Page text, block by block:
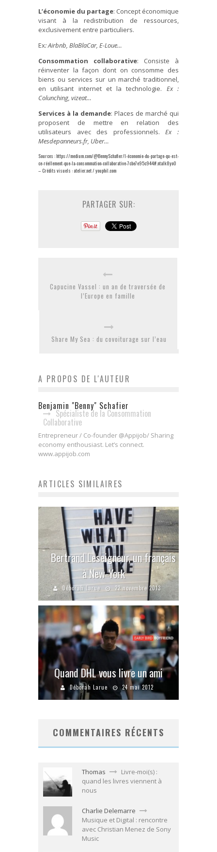
L’économie du partage: Concept économique
visant à la redistribution de ressources,
exclusivement entre particuliers.
Ex: Airbnb, BlaBlaCar, E-Loue…
Consommation collaborative: Consiste à
réinventer la façon dont on consomme des
biens ou services sur un marché traditionnel,
en utilisant internet et la technologie. Ex :
Colunching, vizeat…
Services à la demande: Places de marché qui
proposent de mettre en relation des
utilisateurs avec des professionnels. Ex :
Mesdepanneurs.fr, Uber…
Sources : https://medium.com/@BennySchafier/l-économie-du-partage-qu-est-
ce-réellement-que-la-consommation-collaborative-7cbe7e95c944#.ntalk8yo0
– Crédits visuels : atelier.net / youphil.com
PARTAGER SUR:
Capucine Vassel : un an de traversée de
l’Europe en famille
Share My Sea : du covoiturage sur l’eau
A PROPOS DE L'AUTEUR
Benjamin "Benny" Schafier
Spécialiste de la Consommation
Collaborative
Entrepreneur / Co-founder @Appijob/ Sharing
economy enthousiast. Let’s connect.
www.appijob.com
ARTICLES SIMILAIRES
Bertrand Leseigneur, un français
à New-York
Déborah Larue 22 novembre 2013
Quand DHL vous livre un ami
Déborah Larue 24 mai 2012
COMMENTAIRES RÉCENTS
Thomas
Livre-moi(s) :
quand les livres viennent à
nous
Charlie Delemarre
Musique et Digital : rencontre
avec Christian Menez de Sony
Music